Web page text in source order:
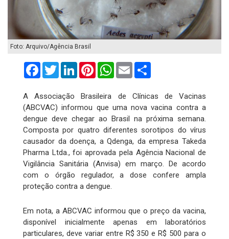
Foto: Arquivo/Agência Brasil
FacebookTwitterLinkedInPinterestWhatsApp
Email
A Associação Brasileira de Clínicas de Vacinas
(ABCVAC) informou que uma nova vacina contra a
dengue deve chegar ao Brasil na próxima semana.
Composta por quatro diferentes sorotipos do vírus
causador da doença, a Qdenga, da empresa Takeda
Pharma Ltda., foi aprovada pela Agência Nacional de
Vigilância Sanitária (Anvisa) em março. De acordo
com o órgão regulador, a dose confere ampla
proteção contra a dengue.
Em nota, a ABCVAC informou que o preço da vacina,
disponível inicialmente apenas em laboratórios
particulares, deve variar entre R$ 350 e R$ 500 para o